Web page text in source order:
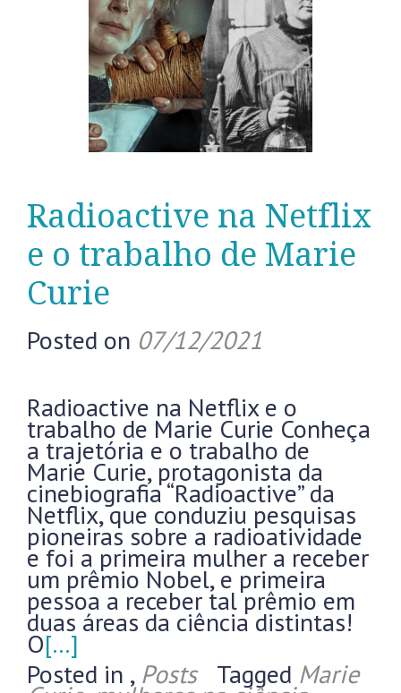
Radioactive na Netflix
e o trabalho de Marie
Curie
Posted on 07/12/2021
Radioactive na Netflix e o
trabalho de Marie Curie Conheça
a trajetória e o trabalho de
Marie Curie, protagonista da
cinebiografia “Radioactive” da
Netflix, que conduziu pesquisas
pioneiras sobre a radioatividade
e foi a primeira mulher a receber
um prêmio Nobel, e primeira
pessoa a receber tal prêmio em
duas áreas da ciência distintas!
O[…]
Posted in , Posts Tagged Marie